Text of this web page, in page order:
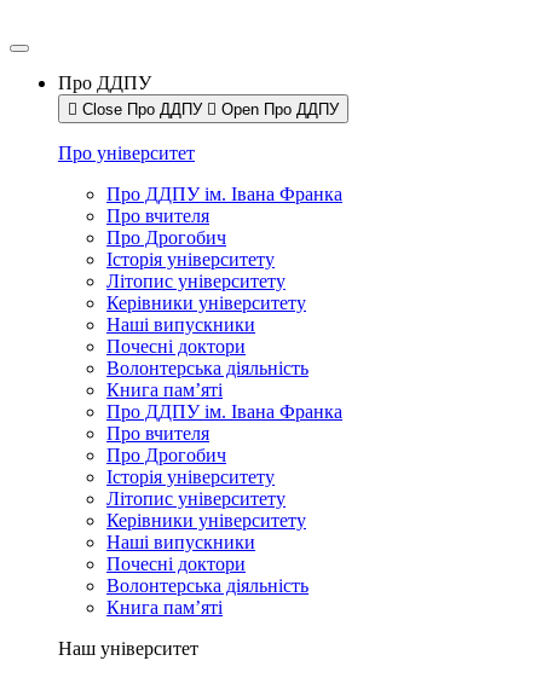
Про ДДПУ
Close Про ДДПУ Open Про ДДПУ
Про університет
Про ДДПУ ім. Івана Франка
Про вчителя
Про Дрогобич
Історія університету
Літопис університету
Керівники університету
Наші випускники
Почесні доктори
Волонтерська діяльність
Книга пам’яті
Про ДДПУ ім. Івана Франка
Про вчителя
Про Дрогобич
Історія університету
Літопис університету
Керівники університету
Наші випускники
Почесні доктори
Волонтерська діяльність
Книга пам’яті
Наш університет